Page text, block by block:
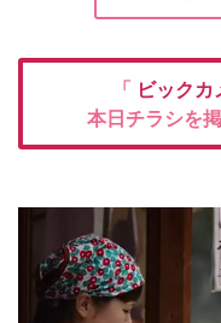
「 ビックカ
本日チラシを